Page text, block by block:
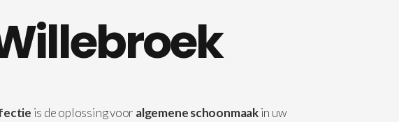
is de oplossing voor algemene schoonmaakin uw